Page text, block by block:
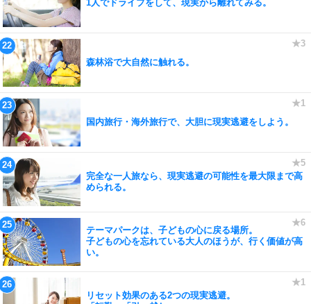
1人でドライブをして、現実から離れてみる。
森林浴で大自然に触れる。
国内旅行・海外旅行で、大胆に現実逃避をしよう。
完全な一人旅なら、現実逃避の可能性を最大限まで高
められる。
テーマパークは、子どもの心に戻る場所。
子どもの心を忘れている大人のほうが、行く価値が高
い。
リセット効果のある2つの現実逃避。